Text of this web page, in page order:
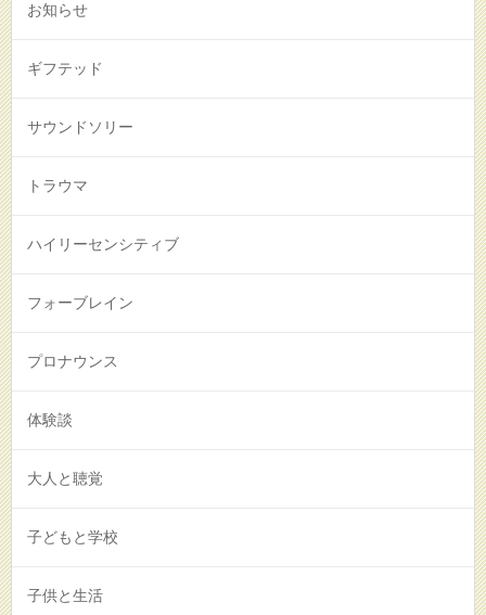
お知らせ
ギフテッド
サウンドソリー
トラウマ
ハイリーセンシティブ
フォーブレイン
プロナウンス
体験談
大人と聴覚
子どもと学校
子供と生活